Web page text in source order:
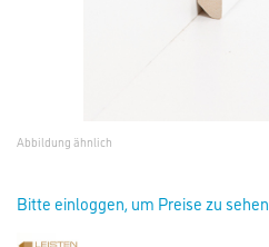
Abbildung ähnlich
Bitte einloggen, um Preise zu sehen